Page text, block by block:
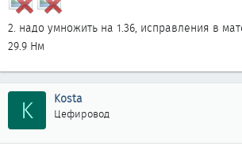
2. надо умножить на 1.36, исправления в
29.9 Нм
K Kosta
Цефировод